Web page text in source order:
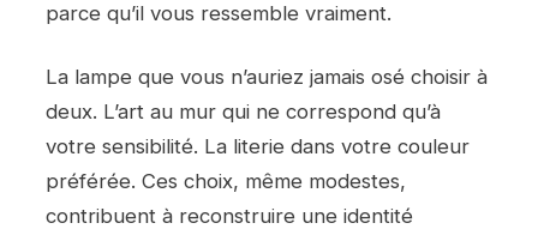
parce qu’il vous ressemble vraiment.
La lampe que vous n’auriez jamais osé choisir à
deux. L’art au mur qui ne correspond qu’à
votre sensibilité. La literie dans votre couleur
préférée. Ces choix, même modestes,
contribuent à reconstruire une identité